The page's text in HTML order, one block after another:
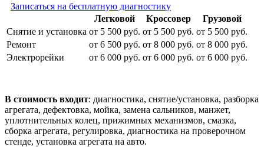
Записаться на бесплатную диагностику
Легковой
Кроссовер
Грузовой
Снятие и установка от 5 500 руб. от 5 500 руб. от 5 500 руб.
Ремонт
от 6 500 руб. от 8 000 руб. от 8 000 руб.
Электрорейки
от 6 000 руб. от 6 000 руб. от 6 000 руб.
В стоимость входит: диагностика, снятие/установка, разборка
агрегата, дефектовка, мойка, замена сальников, манжет,
уплотнительных колец, прижимных механизмов, смазка,
сборка агрегата, регулировка, диагностика на проверочном
стенде, установка агрегата на авто.